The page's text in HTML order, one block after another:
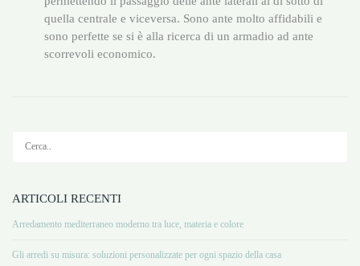
quella centrale e viceversa. Sono ante molto affidabili e
sono perfette se si è alla ricerca di un armadio ad ante
scorrevoli economico.
ARTICOLI RECENTI
Arredamento mediterraneo moderno tra luce, materia e colore
Gli arredi su misura: soluzioni personalizzate per ogni spazio della casa